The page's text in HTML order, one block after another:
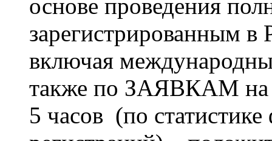
основе проведения
зарегистрированным в
включая
также по ЗАЯВКАМ на
5 часов (по